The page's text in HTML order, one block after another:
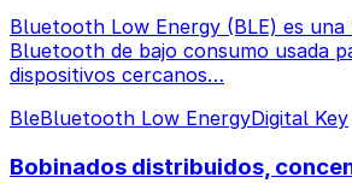
Bluetooth Low Energy (BLE) es una
Bluetooth de bajo consumo usada
dispositivos cercanos…
BleBluetooth Low EnergyDigital Key
Bobinados distribuidos,